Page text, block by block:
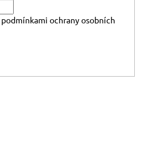
podmínkami ochrany osobních